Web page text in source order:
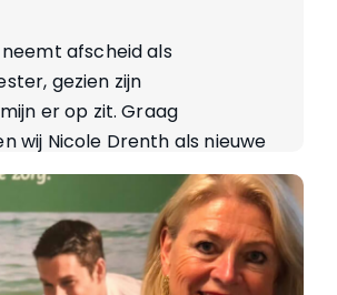
neemt afscheid als
gezien zijn
er op zit. Graag
wij Nicole Drenth als nieuwe